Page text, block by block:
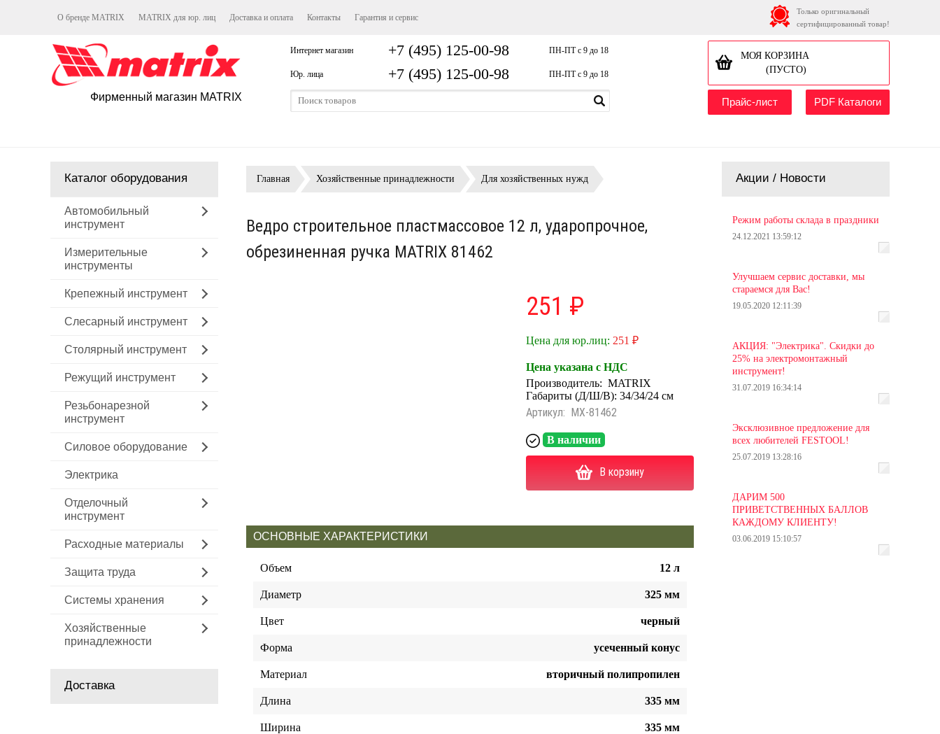
О бренде MATRIX MATRIX для юр. лиц Доставка и оплата Контакты Гарантия и сервис
Только оригинальный
сертифицированный товар!
Фирменный магазин MATRIX
Интернет магазин +7 (495) 125-00-98 ПН-ПТ с 9 до 18
Юр. лица +7 (495) 125-00-98 ПН-ПТ с 9 до 18
МОЯ КОРЗИНА
(ПУСТО)
Прайс-лист PDF Каталоги
Каталог оборудования
Автомобильный
инструмент
Измерительные
инструменты
Крепежный инструмент
Слесарный инструмент
Столярный инструмент
Режущий инструмент
Резьбонарезной
инструмент
Силовое оборудование
Электрика
Отделочный
инструмент
Расходные материалы
Защита труда
Системы хранения
Хозяйственные
принадлежности
Доставка
Главная Хозяйственные принадлежности Для хозяйственных нужд
Ведро строительное пластмассовое 12 л, ударопрочное,
обрезиненная ручка MATRIX 81462
251 ₽
Цена для юр.лиц: 251 ₽
Цена указана с НДС
Производитель: MATRIX
Габариты (Д/Ш/В): 34/34/24 см
Артикул: MX-81462
В наличии
В корзину
ОСНОВНЫЕ ХАРАКТЕРИСТИКИ
Объем 12 л
Диаметр 325 мм
Цвет черный
Форма усеченный конус
Материал вторичный полипропилен
Длина 335 мм
Ширина 335 мм
Акции / Новости
Режим работы склада в праздники
24.12.2021 13:59:12
Улучшаем сервис доставки, мы
стараемся для Вас!
19.05.2020 12:11:39
АКЦИЯ: "Электрика". Скидки до
25% на электромонтажный
инструмент!
31.07.2019 16:34:14
Эксклюзивное предложение для
всех любителей FESTOOL!
25.07.2019 13:28:16
ДАРИМ 500
ПРИВЕТСТВЕННЫХ БАЛЛОВ
КАЖДОМУ КЛИЕНТУ!
03.06.2019 15:10:57